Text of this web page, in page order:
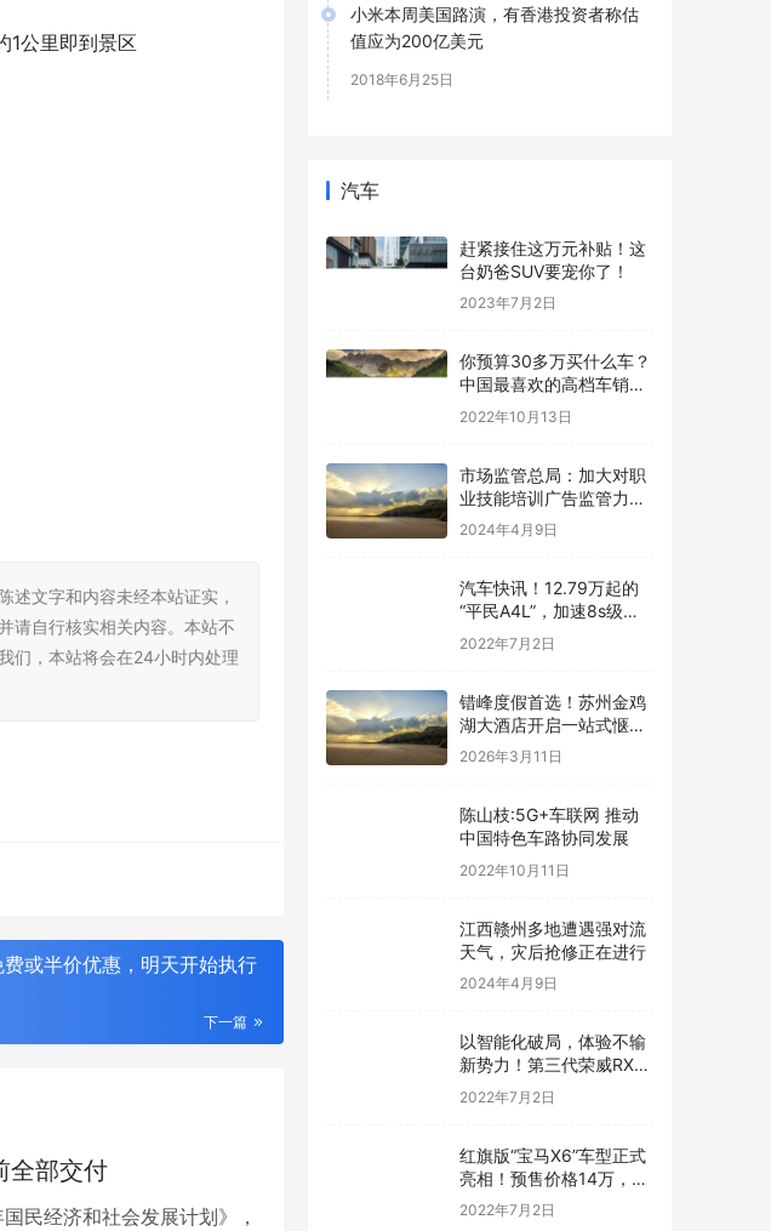
1公里即到景区
述文字和内容未经本站证实，
请自行核实相关内容。本站不
们，本站将会在24小时内处理
或半价优惠，明天开始执行
下一篇
全部交付
民经济和社会发展计划》，
小米本周美国路演，有香港投资者称估
值应为200亿美元
2018年6月25日
汽车
赶紧接住这万元补贴！这
台奶爸SUV要宠你了！
2023年7月2日
你预算30多万买什么车？
中国最喜欢的高档车销量
榜公布：宝马3系太强了
2022年10月13日
市场监管总局：加大对职
业技能培训广告监管力
度，从严整治“包过”等广
告乱象
2024年4月9日
汽车快讯！12.79万起的
“平民A4L”，加速8s级，
一公里五毛钱，上市就锁
定爆款
2022年7月2日
错峰度假首选！苏州金鸡
湖大酒店开启一站式惬意
之旅
2026年3月11日
陈山枝:5G+车联网 推动
中国特色车路协同发展
2022年10月11日
江西赣州多地遭遇强对流
天气，灾后抢修正在进行
2024年4月9日
以智能化破局，体验不输
新势力！第三代荣威RX5
有很高的期待
2022年7月2日
红旗版“宝马X6”车型正式
亮相！预售价格14万，跨
界轿跑SUV外观动感炫酷
2022年7月2日